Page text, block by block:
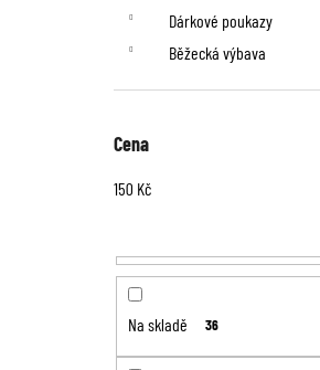
Dárkové poukazy
Běžecká výbava
Cena
150 Kč
Na skladě 36